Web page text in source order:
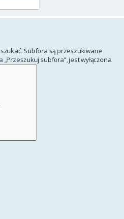
Subfora są przeszukiwane
subfora”, jest wyłączona.